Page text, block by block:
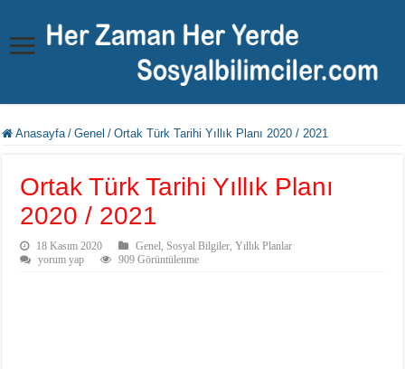
Anasayfa / Genel / Ortak Türk Tarihi Yıllık Planı 2020 / 2021
Ortak Türk Tarihi Yıllık Planı
2020 / 2021
18 Kasım 2020 Genel Sosyal Bilgiler ,Yıllık Planlar
yorum yap
909 Görüntülenme